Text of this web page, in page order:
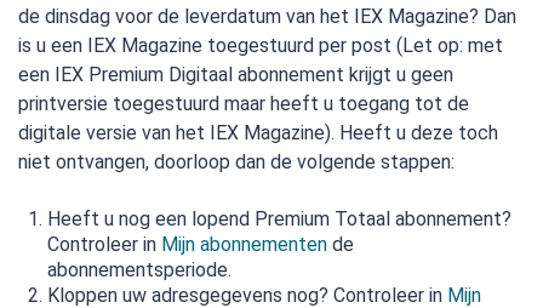
de dinsdag voor de leverdatum van het IEX Magazine? Dan
is u een IEX Magazine toegestuurd per post (Let op: met
een IEX Premium Digitaal abonnement krijgt u geen
printversie toegestuurd maar heeft u toegang tot de
digitale versie van het IEX Magazine). Heeft u deze toch
niet ontvangen, doorloop dan de volgende stappen:
Heeft u nog een lopend Premium Totaal abonnement?
Controleer in Mijn abonnementen de
abonnementsperiode.
Kloppen uw adresgegevens nog? Controleer in Mijn